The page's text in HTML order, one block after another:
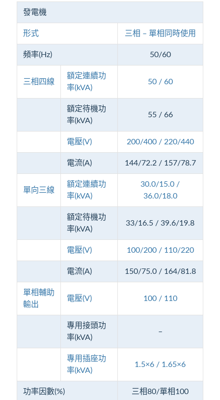
發電機
形式 三相 – 單相同時使用
頻率(Hz) 50/60
三相四線
額定連續功
率(kVA)
50 / 60
額定待機功
率(kVA)
55 / 66
電壓(V) 200/400 / 220/440
電流(A) 144/72.2 / 157/78.7
單向三線
額定連續功
率(kVA)
30.0/15.0 /
36.0/18.0
額定待機功
率(kVA)
33/16.5 / 39.6/19.8
電壓(V) 100/200 / 110/220
電流(A) 150/75.0 / 164/81.8
單相輔助
輸出
電壓(V) 100 / 110
專用接頭功
率(kVA)
–
專用插座功
率(kVA)
1.5×6 / 1.65×6
功率因數(%) 三相80/單相100